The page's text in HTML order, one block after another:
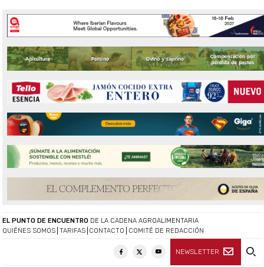
QUIÉNES SOMOS TARIFAS CONTACTO COMITÉ DE REDACCIÓN
NEWSLETTER
EL PUNTO DE ENCUENTRO DE LA CADENA AGROALIMENTARIA